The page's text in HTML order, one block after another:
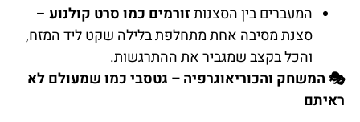
המעברים בין הסצנותזורמים כמו סרט קולנוע–
סצנת מסיבה אחת מתחלפת בלילה שקט ליד המזח,
והכל בקצב שמגביר את ההתרגשות.
🎭 המשחק והכוריאוגרפיה – גטסבי כמו שמעולם לא
ראיתם